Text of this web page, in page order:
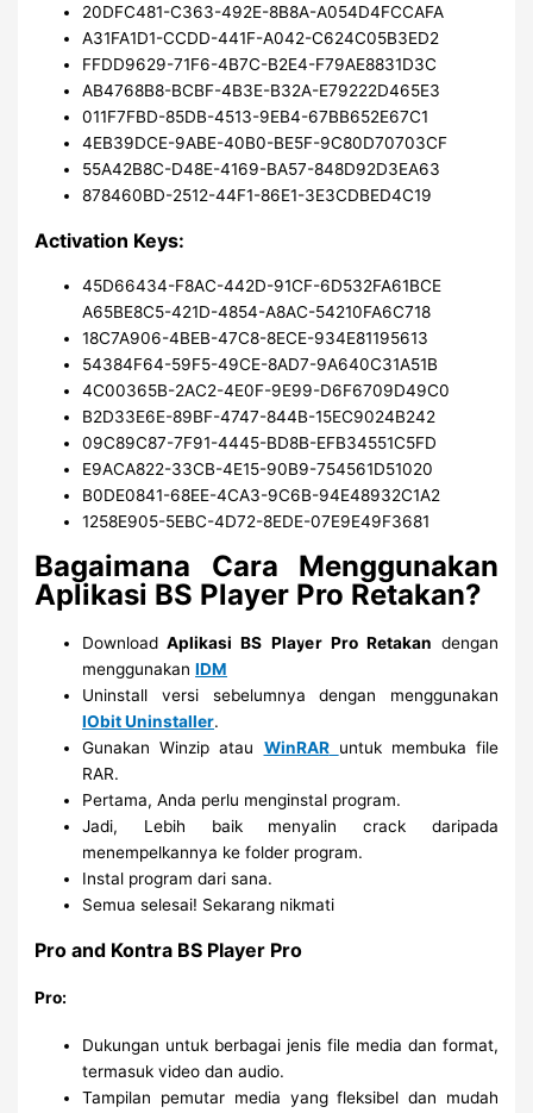
20DFC481-C363-492E-8B8A-A054D4FCCAFA
A31FA1D1-CCDD-441F-A042-C624C05B3ED2
FFDD9629-71F6-4B7C-B2E4-F79AE8831D3C
AB4768B8-BCBF-4B3E-B32A-E79222D465E3
011F7FBD-85DB-4513-9EB4-67BB652E67C1
4EB39DCE-9ABE-40B0-BE5F-9C80D70703CF
55A42B8C-D48E-4169-BA57-848D92D3EA63
878460BD-2512-44F1-86E1-3E3CDBED4C19
Activation Keys:
45D66434-F8AC-442D-91CF-6D532FA61BCE
A65BE8C5-421D-4854-A8AC-54210FA6C718
18C7A906-4BEB-47C8-8ECE-934E81195613
54384F64-59F5-49CE-8AD7-9A640C31A51B
4C00365B-2AC2-4E0F-9E99-D6F6709D49C0
B2D33E6E-89BF-4747-844B-15EC9024B242
09C89C87-7F91-4445-BD8B-EFB34551C5FD
E9ACA822-33CB-4E15-90B9-754561D51020
B0DE0841-68EE-4CA3-9C6B-94E48932C1A2
1258E905-5EBC-4D72-8EDE-07E9E49F3681
Bagaimana Cara Menggunakan
Aplikasi BS Player Pro Retakan?
Download Aplikasi BS Player Pro Retakan dengan
menggunakanIDM
Uninstall versi sebelumnya dengan menggunakan
IObit Uninstaller.
Gunakan Winzip atau WinRAR untuk membuka file
RAR.
Pertama, Anda perlu menginstal program.
Jadi, Lebih baik menyalin crack daripada
menempelkannya ke folder program.
Instal program dari sana.
Semua selesai! Sekarang nikmati
Pro and Kontra BS Player Pro
Pro:
Dukungan untuk berbagai jenis file media dan format,
termasuk video dan audio.
Tampilan pemutar media yang fleksibel dan mudah